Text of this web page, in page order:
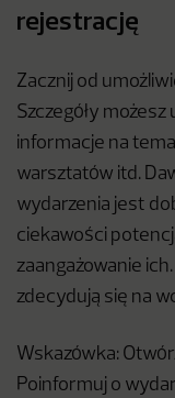
rejestrację
Zacznij od
Szczegóły
informacje na
warsztatów itd.
wydarzenia jest
ciekawości
zaangażowanie
zdecydują się na
Wskazówka:
Poinformuj o